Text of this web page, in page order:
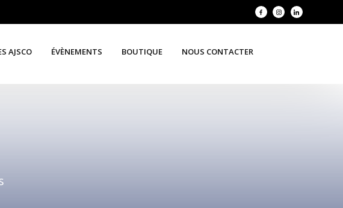
AJSCO ÉVÈNEMENTS BOUTIQUE NOUS CONTACTER